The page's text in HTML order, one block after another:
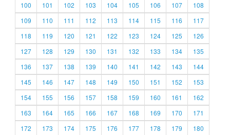
100
101 102 103 104 105 106 107
108
109
110 111 112 113 114 115 116
117
118
119 120 121 122 123 124 125
126
127
128 129 130 131 132 133 134
135
136
137 138 139 140 141 142 143
144
145
146 147 148 149 150 151 152
153
154
155 156 157 158 159 160 161
162
163
164 165 166 167 168 169 170
171
172
173 174 175 176 177 178 179
180